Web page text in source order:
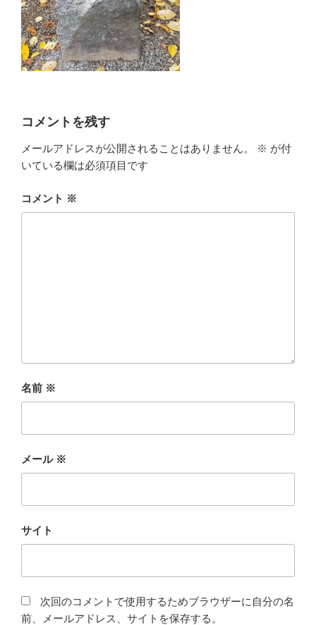
コメントを残す
メールアドレスが公開されることはありません。 ※ が付
いている欄は必須項目です
コメント ※
名前 ※
メール ※
サイト
次回のコメントで使用するためブラウザーに自分の名
前、メールアドレス、サイトを保存する。